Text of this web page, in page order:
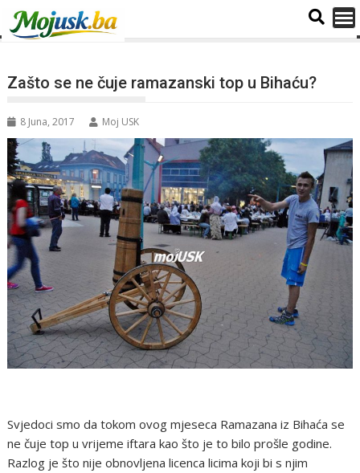
Zašto se ne čuje ramazanski top u Bihaću?
8 Juna, 2017 Moj USK
Svjedoci smo da tokom ovog mjeseca Ramazana iz Bihaća se
ne čuje top u vrijeme iftara kao što je to bilo prošle godine.
Razlog je što nije obnovljena licenca licima koji bi s njim